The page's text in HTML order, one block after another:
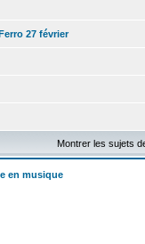
27 février
Montrer les sujets
en musique